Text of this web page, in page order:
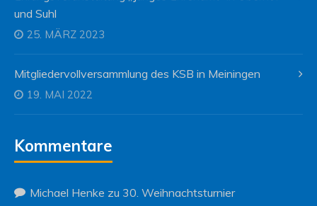
und Suhl
25. MÄRZ 2023
Mitgliedervollversammlung des KSB in Meiningen
19. MAI 2022
Kommentare
Michael Henke zu 30. Weihnachtsturnier